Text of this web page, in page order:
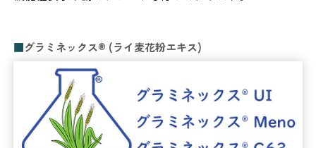
グラミネックス® (ライ麦花粉エキス)